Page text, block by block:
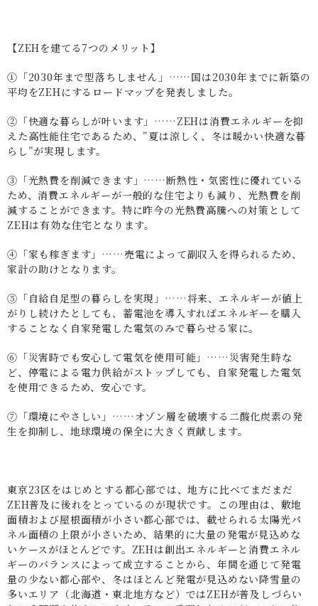
【ZEHを建てる7つのメリット】
①「2030年まで型落ちしません」……国は2030年までに新築の
平均をZEHにするロードマップを発表しました。
②「快適な暮らしが叶います」……ZEHは消費エネルギーを抑
えた高性能住宅であるため、”夏は涼しく、冬は暖かい快適な暮
らし”が実現します。
③「光熱費を削減できます」……断熱性・気密性に優れている
ため、消費エネルギーが一般的な住宅よりも減り、光熱費を削
減することができます。特に昨今の光熱費高騰への対策として
ZEHは有効な住宅となります。
④「家も稼ぎます」……売電によって副収入を得られるため、
家計の助けとなります。
⑤「自給自足型の暮らしを実現」……将来、エネルギーが値上
がりし続けたとしても、蓄電池を導入すればエネルギーを購入
することなく自家発電した電気のみで暮らせる家に。
⑥「災害時でも安心して電気を使用可能」……災害発生時な
ど、停電による電力供給がストップしても、自家発電した電気
を使用できるため、安心です。
⑦「環境にやさしい」……オゾン層を破壊する二酸化炭素の発
生を抑制し、地球環境の保全に大きく貢献します。
東京23区をはじめとする都心部では、地方に比べてまだまだ
ZEH普及に後れをとっているのが現状です。この理由は、敷地
面積および屋根面積が小さい都心部では、載せられる太陽光パ
ネル面積の上限が小さいため、結果的に大量の発電が見込めな
いケースがほとんどです。ZEHは創出エネルギーと消費エネル
ギーのバランスによって成立することから、年間を通じて発電
量の少ない都心部や、冬はほとんど発電が見込めない降雪量の
多いエリア（北海道・東北地方など）ではZEHが普及しづらい